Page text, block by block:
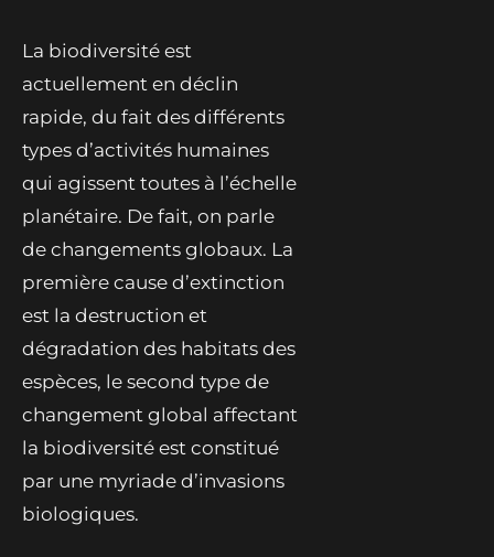
La biodiversité est
actuellement en déclin
rapide, du fait des différents
types d’activités humaines
qui agissent toutes à l’échelle
planétaire. De fait, on parle
de changements globaux. La
première cause d’extinction
est la destruction et
dégradation des habitats des
espèces, le second type de
changement global affectant
la biodiversité est constitué
par une myriade d’invasions
biologiques.